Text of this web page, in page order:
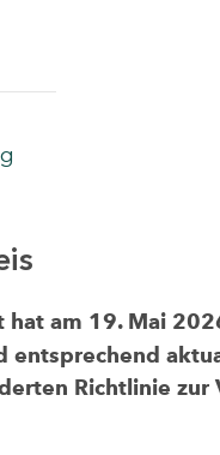
hat am 19. Mai
entsprechend
Richtlinie zur